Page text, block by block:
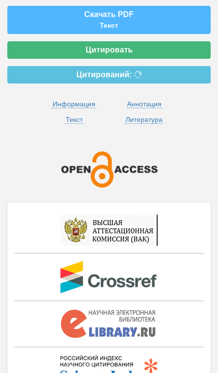
Скачать PDF
Текст
Цитировать
Цитирований:
Информация
Аннотация
Текст
Литература